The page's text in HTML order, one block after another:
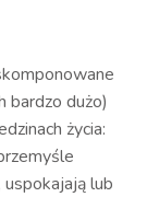
bardzo dużo)
życia:
lub